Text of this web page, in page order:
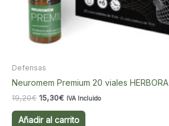
Defensas
Neuromem Premium 20 viales HERBORA
19,20€ El
original
15,30€El
actual
IVA Incluido
Añadir al carrito